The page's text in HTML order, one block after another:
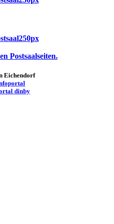
Postsaalseiten.
Eichendorf